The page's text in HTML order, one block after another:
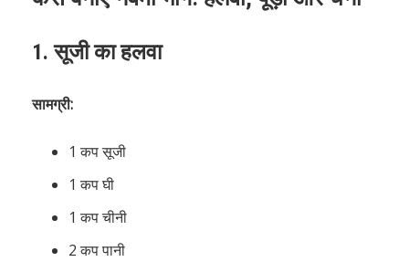
1.सूजी का हलवा
सामग्री:
1 कप सूजी
1 कप घी
1 कप चीनी
2 कप पानी